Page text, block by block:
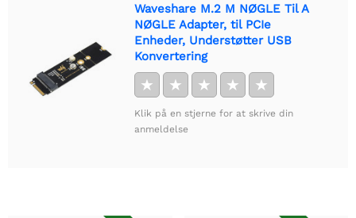
Waveshare M.2 M NØGLE Til A
NØGLE Adapter, til PCIe
Enheder, Understøtter USB
Konvertering
★ ★ ★ ★ ★
Klik på en stjerne for at skrive din
anmeldelse